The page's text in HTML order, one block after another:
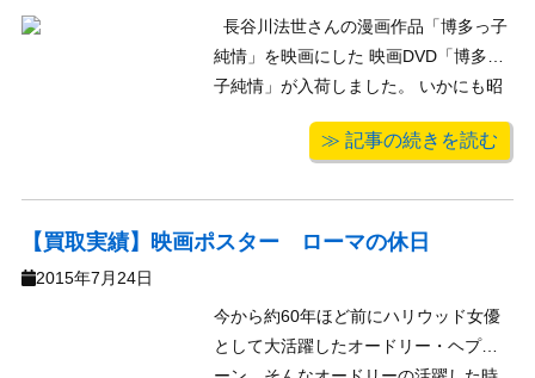
長谷川法世さんの漫画作品「博多っ子
純情」を映画にした 映画DVD「博多っ
子純情」が入荷しました。 いかにも昭
この映画は、博多という地域を舞台に
作品も何年もVHSビデオしか市販品が
ない上に、かなりレアなもので ...
≫ 記事の続きを読む
【買取実績】映画ポスター ローマの休日
2015年7月24日
今から約60年ほど前にハリウッド女優
として大活躍したオードリー・ヘプバ